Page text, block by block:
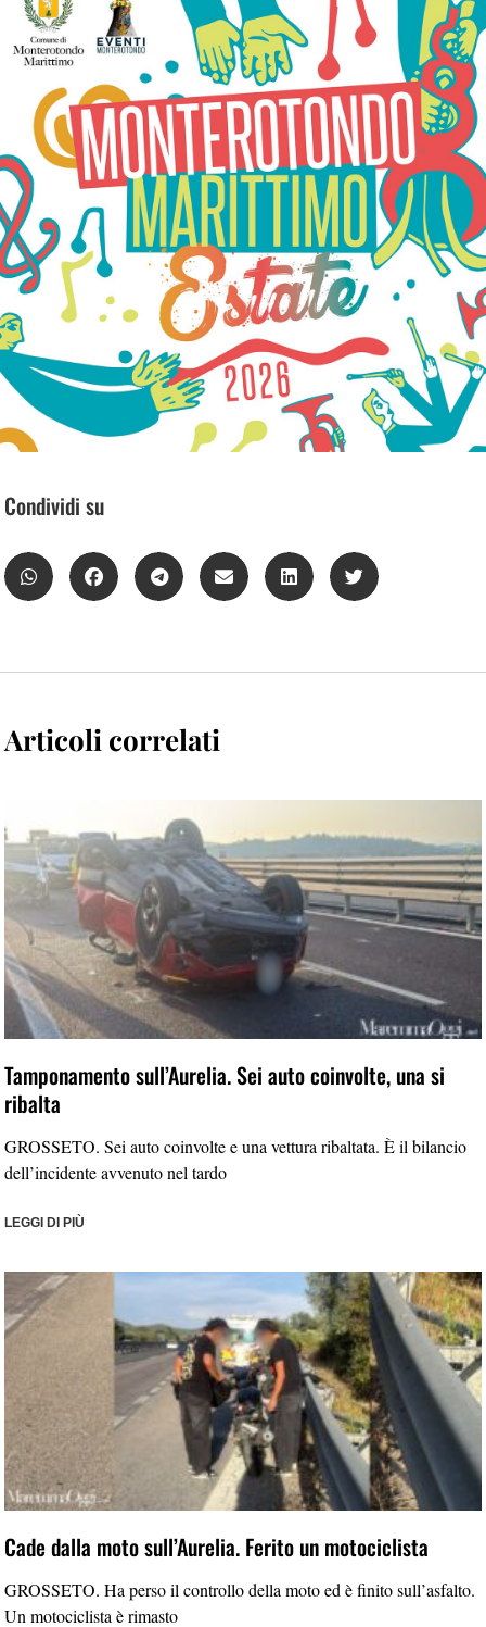
Condividi su
Articoli correlati
Tamponamento sull’Aurelia. Sei auto coinvolte, una si
ribalta
GROSSETO. Sei auto coinvolte e una vettura ribaltata. È il bilancio
dell’incidente avvenuto nel tardo
LEGGI DI PIÙ
Cade dalla moto sull’Aurelia. Ferito un motociclista
GROSSETO. Ha perso il controllo della moto ed è finito sull’asfalto.
Un motociclista è rimasto